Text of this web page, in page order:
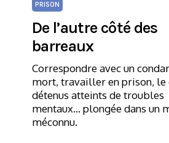
PRISON
De l’autre côté des
barreaux
Correspondre avec un
mort, travailler en prison, le
détenus atteints de troubles
mentaux... plongée dans un
méconnu.